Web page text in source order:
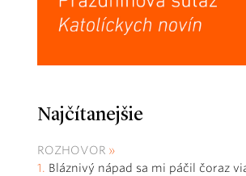
Najčítanejšie
ROZHOVOR
Bláznivý nápad sa mi páčil čoraz